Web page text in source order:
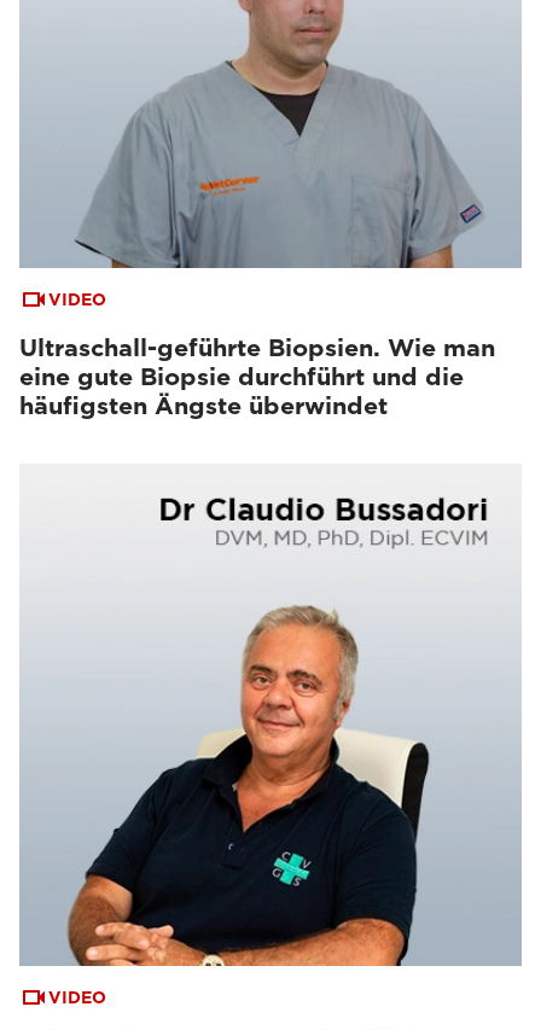
VIDEO
Ultraschall-geführte Biopsien. Wie man
eine gute Biopsie durchführt und die
häufigsten Ängste überwindet
VIDEO